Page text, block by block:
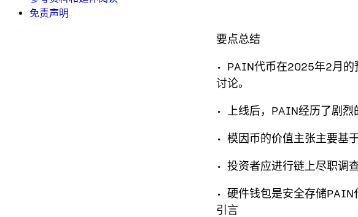
免责声明
要点总结
• PAIN代币在2025年2月
讨论。
• 上线后，PAIN经历了剧烈
• 模因币的价值主张主要基
• 投资者应进行链上尽职调
• 硬件钱包是安全存储PAIN
引言